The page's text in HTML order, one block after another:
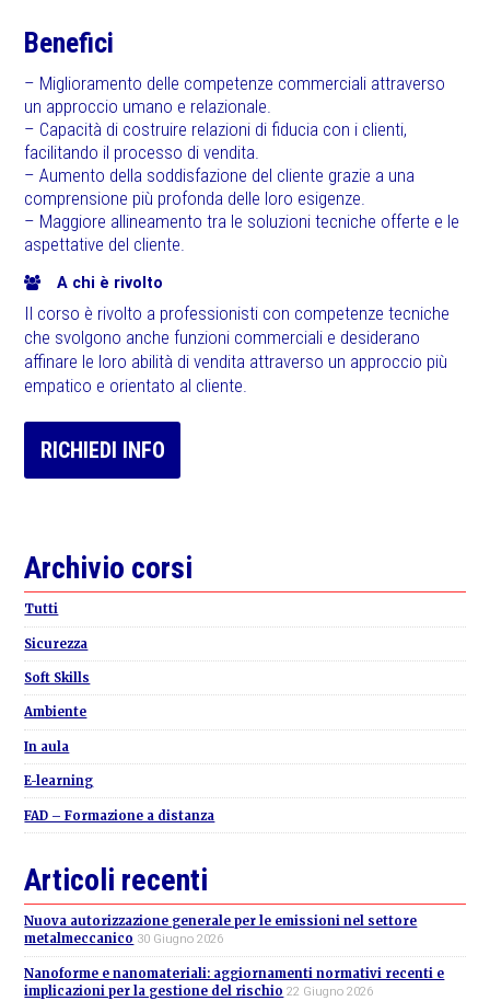
Benefici
– Miglioramento delle competenze commerciali attraverso
un approccio umano e relazionale.
– Capacità di costruire relazioni di fiducia con i clienti,
facilitando il processo di vendita.
– Aumento della soddisfazione del cliente grazie a una
comprensione più profonda delle loro esigenze.
– Maggiore allineamento tra le soluzioni tecniche offerte e le
aspettative del cliente.
A chi è rivolto
Il corso è rivolto a professionisti con competenze tecniche
che svolgono anche funzioni commerciali e desiderano
affinare le loro abilità di vendita attraverso un approccio più
empatico e orientato al cliente.
RICHIEDI INFO
Primary
Sidebar
Archivio corsi
Tutti
Sicurezza
Soft Skills
Ambiente
In aula
E-learning
FAD – Formazione a distanza
Articoli recenti
Nuova autorizzazione generale per le emissioni nel settore
metalmeccanico 30 Giugno 2026
Nanoforme e nanomateriali: aggiornamenti normativi recenti e
implicazioni per la gestione del rischio 22 Giugno 2026